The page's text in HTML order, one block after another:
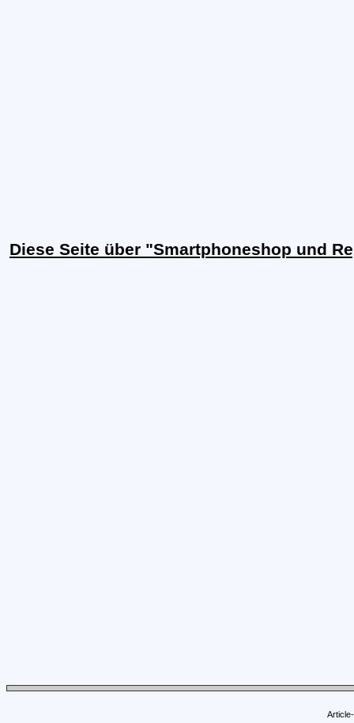
Diese Seite über "Smartphoneshop und